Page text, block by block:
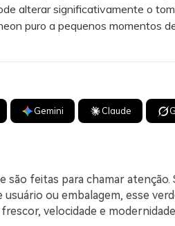
alterar significativamente o
puro a pequenos momentos
Gemini Claude
são feitas para chamar atenção.
ou embalagem, esse
velocidade e